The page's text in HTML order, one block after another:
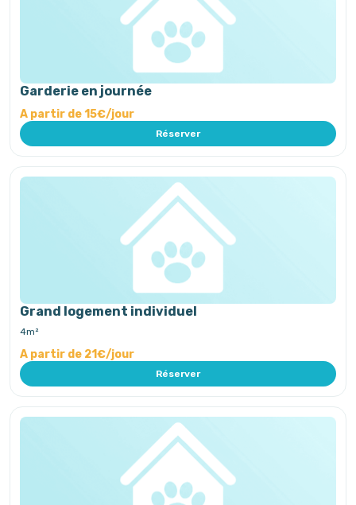
Garderie en journée
A partir de 15€/jour
Réserver
Grand logement individuel
4m²
A partir de 21€/jour
Réserver